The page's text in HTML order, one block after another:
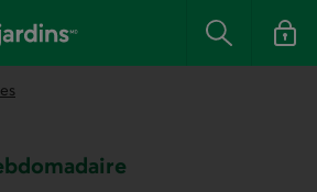
Rechercher
Se